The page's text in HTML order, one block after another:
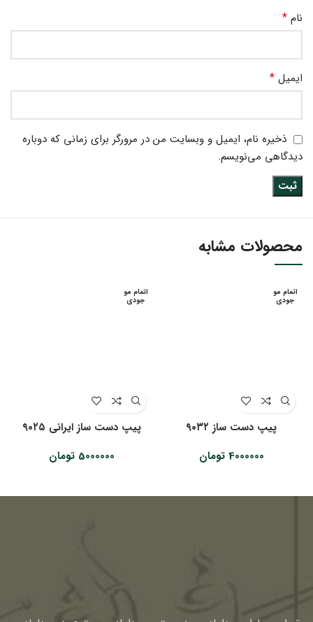
نام *
ایمیل *
ذخیره نام، ایمیل و وبسایت من در مرورگر برای زمانی که دوباره
دیدگاهی می‌نویسم.
محصولات مشابه
اتمام مو
جودی
پیپ دست ساز ۹۰۳۲
4000000 تومان
اتمام مو
جودی
پیپ دست ساز ایرانی ۹۰۲۵
5000000 تومان